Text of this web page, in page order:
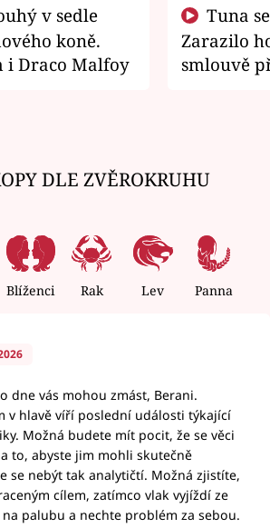
koně.
i Draco Malfoy
Zarazilo
smlouvě
DLE ZVĚROKRUHU
Blíženci Rak Lev Panna
dne vás mohou zmást, Berani.
v hlavě víří poslední události týkající
Možná budete mít pocit, že se věci
to, abyste jim mohli skutečně
se nebýt tak analytičtí. Možná zjistíte,
cílem, zatímco vlak vyjíždí ze
palubu a nechte problém za sebou.